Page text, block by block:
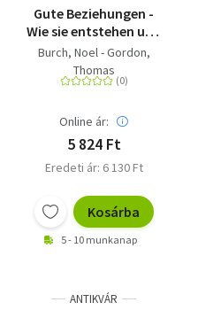
Gute Beziehungen -
Wie sie entstehen und
stärker werden
Burch, Noel - Gordon,
Thomas
Online ár:
5 824 Ft
Eredeti ár: 6 130 Ft
Kosárba
5 - 10 munkanap
ANTIKVÁR